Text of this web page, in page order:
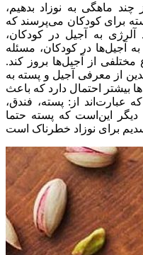
ماهگی به نوزاد بدهیم،
برای کودکان می‌پرسند که
به آجیل در کودکان،
آجیل‌ها در کودکان، مسئله
از آجیل‌ها بروز کند.
از معرفی آجیل و پسته به
بیشتر احتمال دارد که باعث
عبارت‌اند از: پسته، فندق،
دیگر این‌است که پسته حتما